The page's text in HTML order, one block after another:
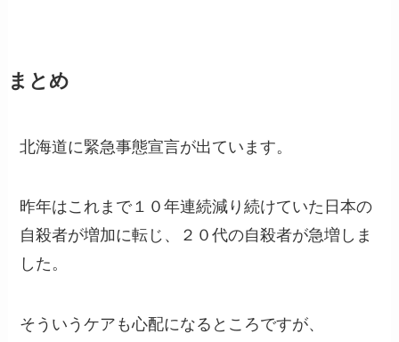
まとめ
北海道に緊急事態宣言が出ています。
昨年はこれまで１０年連続減り続けていた日本の
自殺者が増加に転じ、２０代の自殺者が急増しま
した。
そういうケアも心配になるところですが、